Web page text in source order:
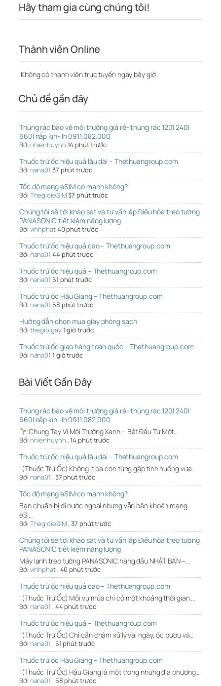
Hãy tham gia cùng chúng tôi!
Thành viên Online
Không có thành viên trực tuyến ngay bây giờ
Chủ đề gần đây
Thùng rác bảo vệ môi trường giá rẻ- thùng rác 120l 240l
660l nắp kín- lh 0911.082.000
Bởi nhienhuynh 14 phút trước
Thuốc trừ ốc hiệu quả lâu dài – Thethuangroup.com
Bởi nana01 37 phút trước
Tốc độ mạng eSIM có mạnh không?
Bởi ThegioieSIM37 phút trước
Chúng tôi sẽ tới khảo sát và tư vấn lắp Điều hòa treo tường
PANASONIC tiết kiệm năng lượng
Bởi vinhphat40 phút trước
Thuốc trừ ốc hiệu quả cao – Thethuangroup.com
Bởi nana01 44 phút trước
Thuốc trừ ốc hiệu quả – Thethuangroup.com
Bởi nana01 51 phút trước
Thuốc trừ ốc Hậu Giang – Thethuangroup.com
Bởi nana01 58 phút trước
Hướng dẫn chọn mua giày phòng sạch
Bởi thegioigay1 giờ trước
Thuốc trừ ốc giao hàng toàn quốc – Thethuangroup.com
Bởi nana01 1 giờ trước
Bài Viết Gần Đây
Thùng rác bảo vệ môi trường giá rẻ- thùng rác 120l 240l
660l nắp kín- lh 0911.082.000
Chung Tay Vì Môi Trường Xanh – Bắt Đầu Từ Một…
Bởi nhienhuynh ,14 phút trước
Thuốc trừ ốc hiệu quả lâu dài – Thethuangroup.com
"(Thuốc Trừ Ốc) Không ít bà con từng gặp tình huống vừa…
Bởi nana01 , 37 phút trước
Tốc độ mạng eSIM có mạnh không?
Bạn chuẩn bị đi nước ngoài nhưng vẫn băn khoăn mạng
eSI…
Bởi ThegioieSIM,37 phút trước
Chúng tôi sẽ tới khảo sát và tư vấn lắp Điều hòa treo tường
PANASONIC tiết kiệm năng lượng
Máy lạnh treo tường PANASONIC hàng đầu NHẬT BẢN –…
Bởi vinhphat, 40 phút trước
Thuốc trừ ốc hiệu quả cao – Thethuangroup.com
"(Thuốc Trừ Ốc) Mỗi vụ mùa chỉ có một khoảng thời gian …
Bởi nana01 , 44 phút trước
Thuốc trừ ốc hiệu quả – Thethuangroup.com
"(Thuốc Trừ Ốc) Chỉ cần chậm xử lý vài ngày, ốc bươu và…
Bởi nana01 , 51 phút trước
Thuốc trừ ốc Hậu Giang – Thethuangroup.com
"(Thuốc Trừ Ốc) Hậu Giang là một trong những địa phương…
Bởi nana01 , 58 phút trước